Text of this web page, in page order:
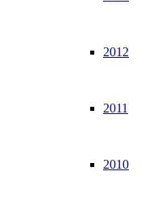
2012
2011
2010